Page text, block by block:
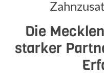
Die
starker